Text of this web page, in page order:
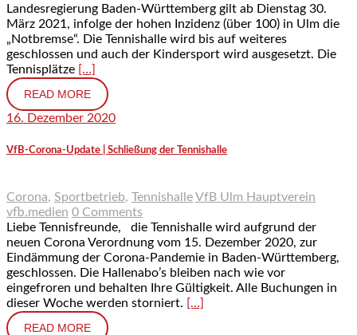
Landesregierung Baden-Württemberg gilt ab Dienstag 30.
März 2021, infolge der hohen Inzidenz (über 100) in Ulm die
„Notbremse“. Die Tennishalle wird bis auf weiteres
geschlossen und auch der Kindersport wird ausgesetzt. Die
Tennisplätze […]
READ MORE
16. Dezember 2020
VfB-Corona-Update | Schließung der Tennishalle
Corona, Sportbetrieb, TennishalleVfB Ulm Hauptverein
vfb.medien 0 Comments
Liebe Tennisfreunde, die Tennishalle wird aufgrund der
neuen Corona Verordnung vom 15. Dezember 2020, zur
Eindämmung der Corona-Pandemie in Baden-Württemberg,
geschlossen. Die Hallenabo’s bleiben nach wie vor
eingefroren und behalten Ihre Gültigkeit. Alle Buchungen in
dieser Woche werden storniert. […]
READ MORE